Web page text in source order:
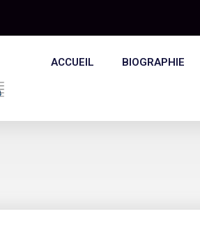
ACCUEIL BIOGRAPHIE